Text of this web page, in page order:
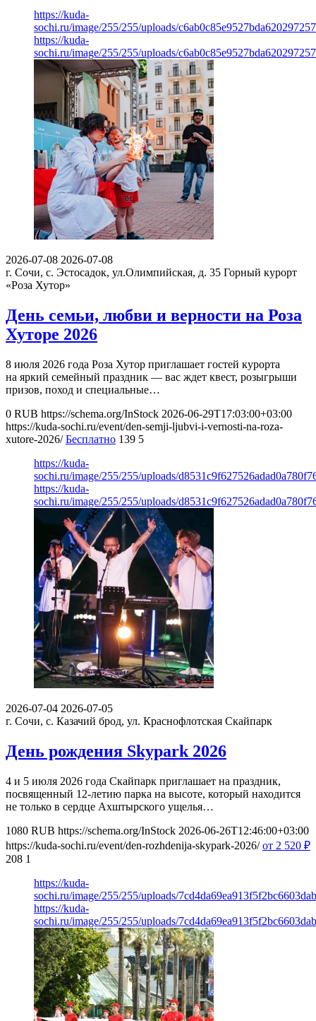
https://kuda-
sochi.ru/image/255/255/uploads/
https://kuda-
sochi.ru/image/255/255/uploads/
2026-07-08 2026-07-08
г. Сочи, с. Эстосадок, ул.Олимпийская, д. 35 Горный курорт
«Роза Хутор»
День семьи, любви и верности на Роза
Хуторе 2026
8 июля 2026 года Роза Хутор приглашает гостей курорта
на яркий семейный праздник — вас ждет квест, розыгрыши
призов, поход и специальные…
0 RUB https://schema.org/InStock 2026-06-29T17:03:00+03:00
https://kuda-sochi.ru/event/den-semji-ljubvi-i-vernosti-na-roza-
xutore-2026/ Бесплатно 139 5
https://kuda-
sochi.ru/image/255/255/uploads/
https://kuda-
sochi.ru/image/255/255/uploads/
2026-07-04 2026-07-05
г. Сочи, с. Казачий брод, ул. Краснофлотская Скайпарк
День рождения Skypark 2026
4 и 5 июля 2026 года Скайпарк приглашает на праздник,
посвященный 12-летию парка на высоте, который находится
не только в сердце Ахштырского ущелья…
1080 RUB https://schema.org/InStock 2026-06-26T12:46:00+03:00
https://kuda-sochi.ru/event/den-rozhdenija-skypark-2026/ от 2 520 ₽
208 1
https://kuda-
sochi.ru/image/255/255/uploads/
https://kuda-
sochi.ru/image/255/255/uploads/